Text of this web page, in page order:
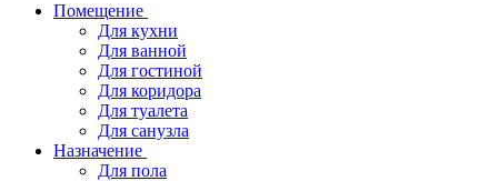
Помещение
Для кухни
Для ванной
Для гостиной
Для коридора
Для туалета
Для санузла
Назначение
Для пола